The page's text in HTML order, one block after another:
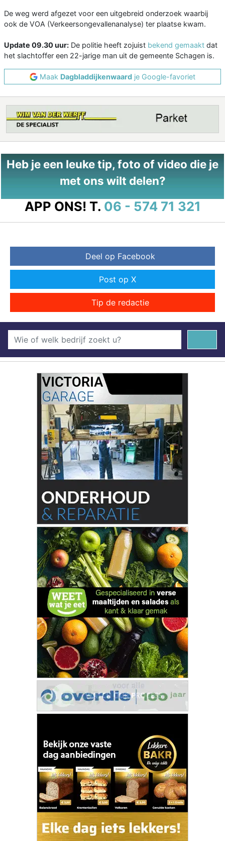
De weg werd afgezet voor een uitgebreid onderzoek waarbij
ook de VOA (Verkeersongevallenanalyse) ter plaatse kwam.
Update 09.30 uur: De politie heeft zojuist bekend gemaakt dat
het slachtoffer een 22-jarige man uit de gemeente Schagen is.
Maak Dagbladdijkenwaard je Google-favoriet
Heb je een leuke tip, foto of video die je
met ons wilt delen?
APP ONS! T. 06 - 574 71 321
Deel op Facebook
Post op X
Tip de redactie